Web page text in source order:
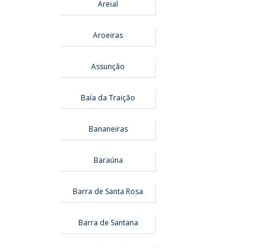
Areial
Aroeiras
Assunção
Baía da Traição
Bananeiras
Baraúna
Barra de Santa Rosa
Barra de Santana